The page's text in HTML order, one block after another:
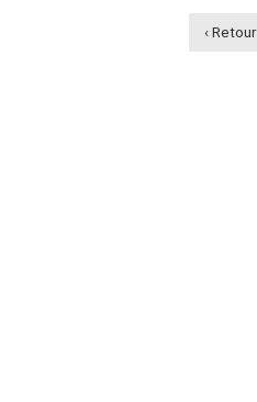
‹ Retour